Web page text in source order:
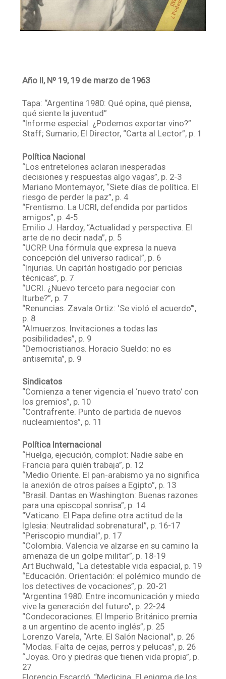
Año II, Nº 19, 19 de marzo de 1963
Tapa: “Argentina 1980: Qué opina, qué piensa,
qué siente la juventud”
“Informe especial. ¿Podemos exportar vino?”
Staff; Sumario; El Director, “Carta al Lector”, p. 1
Política Nacional
“Los entretelones aclaran inesperadas
decisiones y respuestas algo vagas”, p. 2-3
Mariano Montemayor, “Siete días de política. El
riesgo de perder la paz”, p. 4
“Frentismo. La UCRI, defendida por partidos
amigos”, p. 4-5
Emilio J. Hardoy, “Actualidad y perspectiva. El
arte de no decir nada”, p. 5
“UCRP. Una fórmula que expresa la nueva
concepción del universo radical”, p. 6
“Injurias. Un capitán hostigado por pericias
técnicas”, p. 7
“UCRI. ¿Nuevo terceto para negociar con
Iturbe?”, p. 7
“Renuncias. Zavala Ortiz: ‘Se violó el acuerdo’”,
p. 8
“Almuerzos. Invitaciones a todas las
posibilidades”, p. 9
“Democristianos. Horacio Sueldo: no es
antisemita”, p. 9
Sindicatos
“Comienza a tener vigencia el ‘nuevo trato’ con
los gremios”, p. 10
“Contrafrente. Punto de partida de nuevos
nucleamientos”, p. 11
Política Internacional
“Huelga, ejecución, complot: Nadie sabe en
Francia para quién trabaja”, p. 12
“Medio Oriente. El pan-arabismo ya no significa
la anexión de otros países a Egipto”, p. 13
“Brasil. Dantas en Washington: Buenas razones
para una episcopal sonrisa”, p. 14
“Vaticano. El Papa define otra actitud de la
Iglesia: Neutralidad sobrenatural”, p. 16-17
“Periscopio mundial”, p. 17
“Colombia. Valencia ve alzarse en su camino la
amenaza de un golpe militar”, p. 18-19
Art Buchwald, “La detestable vida espacial, p. 19
“Educación. Orientación: el polémico mundo de
los detectives de vocaciones”, p. 20-21
“Argentina 1980. Entre incomunicación y miedo
vive la generación del futuro”, p. 22-24
“Condecoraciones. El Imperio Británico premia
a un argentino de acento inglés”, p. 25
Lorenzo Varela, “Arte. El Salón Nacional”, p. 26
“Modas. Falta de cejas, perros y pelucas”, p. 26
“Joyas. Oro y piedras que tienen vida propia”, p.
27